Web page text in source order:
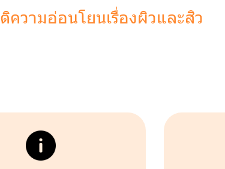
วามอ่อนโยนเรื่องผิวและสิว